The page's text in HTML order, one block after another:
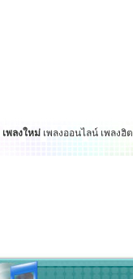
เพลงใหม่ เพลงออนไลน์ เพลงฮิต